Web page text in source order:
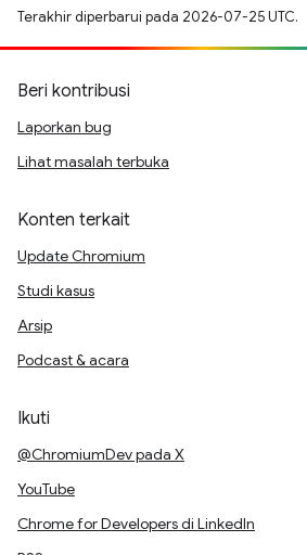
Terakhir diperbarui pada 2026-07-25 UTC.
Beri kontribusi
Laporkan bug
Lihat masalah terbuka
Konten terkait
Update Chromium
Studi kasus
Arsip
Podcast & acara
Ikuti
@ChromiumDev pada X
YouTube
Chrome for Developers di LinkedIn